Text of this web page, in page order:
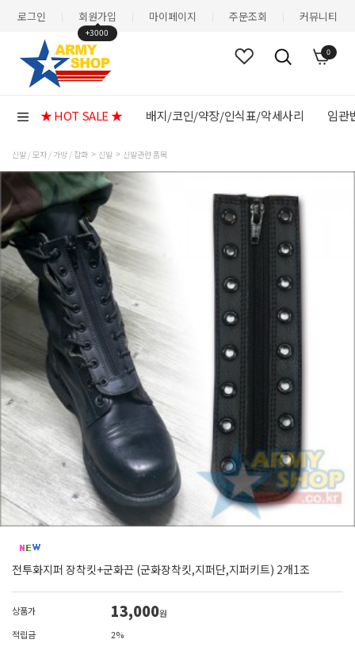
로그인 회원가입
+3000
마이페이지 주문조회 커뮤니티
0
★ HOT SALE ★ 배지/코인/약장/인식표/악세사리 임관
신발 / 모자 / 가방 / 잡화 신발 신발관련 품목
전투화지퍼 장착킷+군화끈 (군화장착킷,지퍼단,지퍼키트) 2개1조
상품가 13,000원
적립금
2%